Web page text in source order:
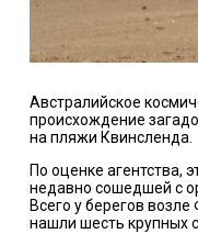
Австралийское
происхождение
на пляжи Квинсленда.
По оценке агентства,
недавно сошедшей с
Всего у берегов
нашли шесть крупных